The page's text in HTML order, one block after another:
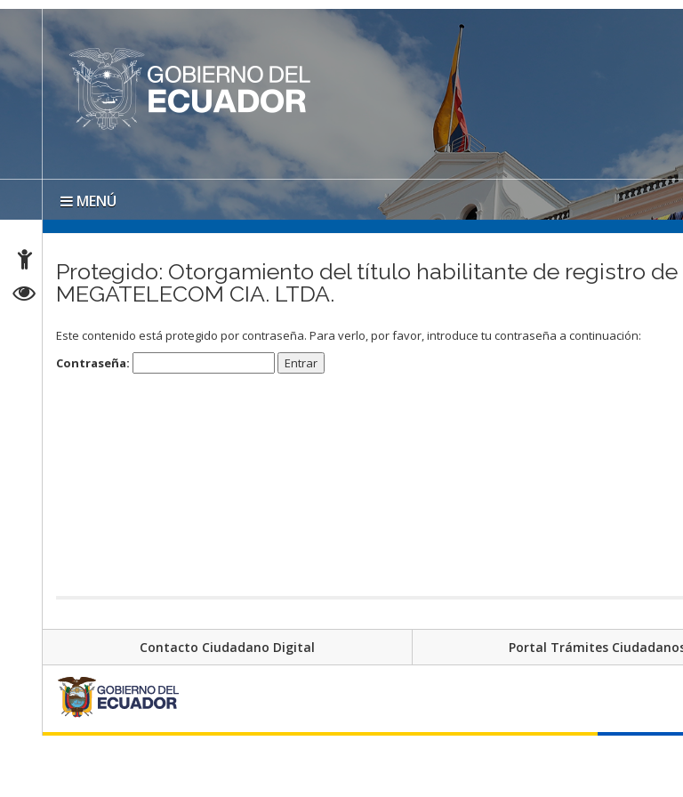
MENÚ
Protegido: Otorgamiento del título habilitante de registro de
MEGATELECOM CIA. LTDA.
Este contenido está protegido por contraseña. Para verlo, por favor, introduce tu contraseña a continuación:
Contraseña:
Contacto Ciudadano Digital Portal Trámites